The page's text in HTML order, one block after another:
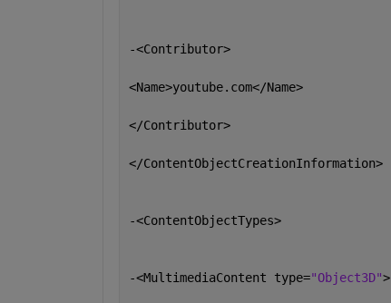
-<Contributor>
<Name>youtube.com</Name>
</Contributor>
</ContentObjectCreationInformation>
-<ContentObjectTypes>
-<MultimediaContent type="Object3D">